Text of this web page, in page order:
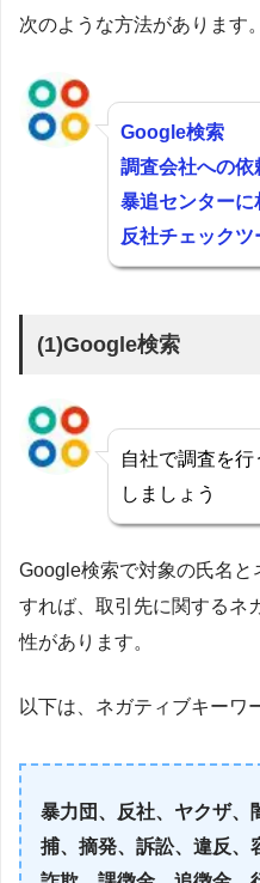
次のような方法があります。
Google検索
調査会社への依
暴追センターに
反社チェック
(1)Google検索
自社で調査を
しましょう
Google検索で対象の氏名
すれば、取引先に関するネ
性があります。
以下は、ネガティブキーワ
暴力団、反社、ヤクザ、
捕、摘発、訴訟、 違反、